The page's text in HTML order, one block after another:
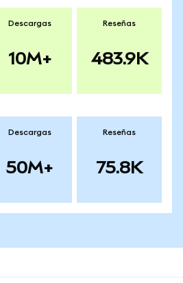
Descargas
10M+
Reseñas
483.9K
Descargas
50M+
Reseñas
75.8K